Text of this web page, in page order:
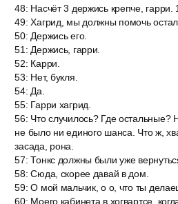
48: Насчёт 3 держись крепче, гарри.
49:Хагрид, мы должны помочь
50: Держись его.
51 : Держись, гарри.
52: Карри.
53: Нет, букля.
54: Да.
55: Гарри хагрид.
56: Что случилось? Где остальные?
не было ни единого шанса. Что ж,
засада, рона.
57:Тонкс должны были уже
58:Сюда, скорее давай в дом.
59:О мой мальчик, о о, что ты
60: Моего кабинета в хогвартсе,